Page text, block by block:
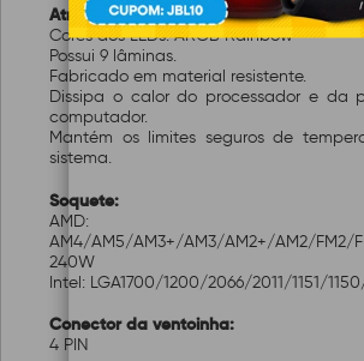
Atributos:
Cores dos LEDs: ARGB Rainbow
Possui 9 lâminas.
Fabricado em material resistente.
Dissipa o calor do processador e da
computador.
Mantém os limites seguros de
sistema.
Soquete:
AMD:
AM4/AM5/AM3+/AM3/AM2+/AM2/FM2/
240W
Intel: LGA1700/1200/2066/2011/1151/
Conector da ventoinha:
4 PIN